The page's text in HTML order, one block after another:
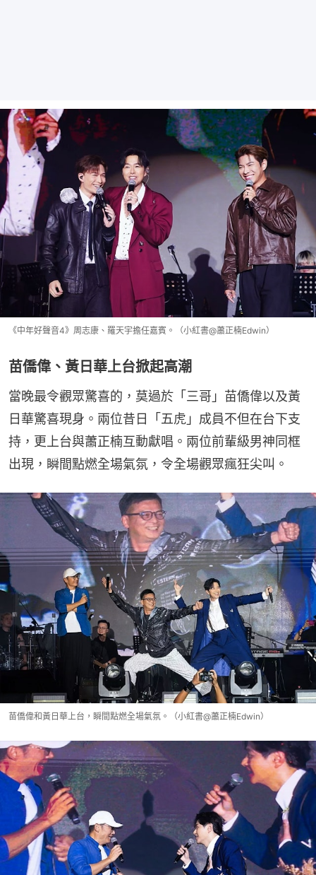
《中年好聲音4》周志康、羅天宇擔任嘉賓。（小紅書@蕭正楠Edwin）
苗僑偉、黃日華上台掀起高潮
當晚最令觀眾驚喜的，莫過於「三哥」苗僑偉以及黃
日華驚喜現身。兩位昔日「五虎」成員不但在台下支
持，更上台與蕭正楠互動獻唱。兩位前輩級男神同框
出現，瞬間點燃全場氣氛，令全場觀眾瘋狂尖叫。
苗僑偉和黃日華上台，瞬間點燃全場氣氛。（小紅書@蕭正楠Edwin）